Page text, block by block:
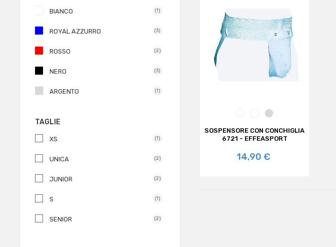
BIANCO (1)
ROYAL AZZURRO (3)
ROSSO (2)
NERO (3)
ARGENTO (1)
TAGLIE
XS (1)
UNICA (2)
JUNIOR (2)
S (1)
SENIOR (2)
TRASPARENTE
BIANCOARGENTO
SOSPENSORE CON CONCHIGLIA
6721 - EFFEASPORT
Prezzo
14,90 €